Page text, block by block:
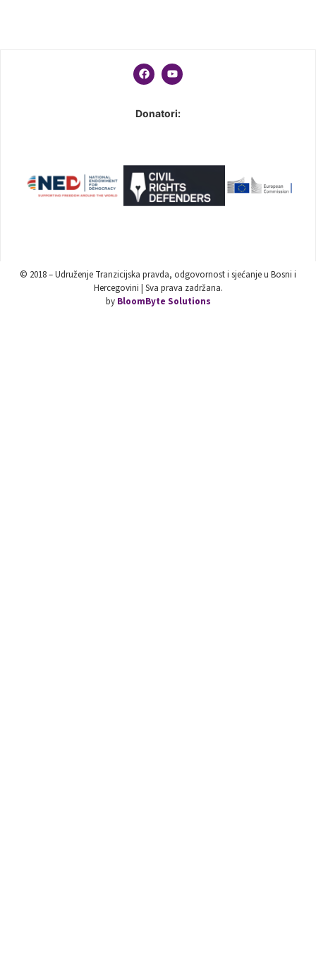
Donatori:
© 2018 – Udruženje Tranzicijska pravda, odgovornost i sjećanje u Bosni i
Hercegovini | Sva prava zadržana.
by BloomByte Solutions